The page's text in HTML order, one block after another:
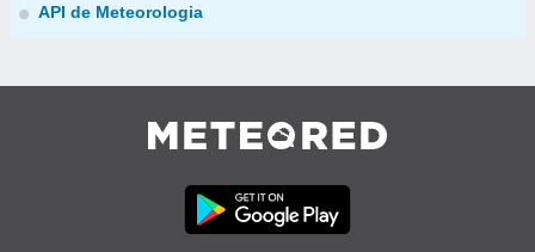
API de Meteorologia